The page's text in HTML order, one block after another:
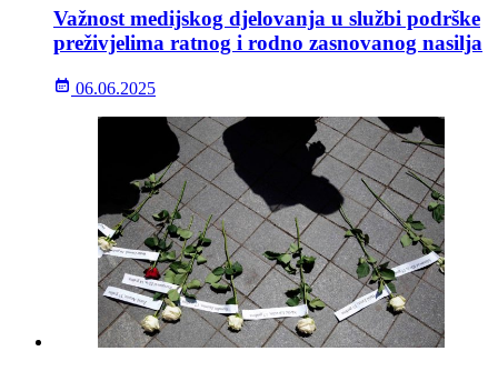
Važnost medijskog djelovanja u službi podrške
preživjelima ratnog i rodno zasnovanog nasilja
06.06.2025